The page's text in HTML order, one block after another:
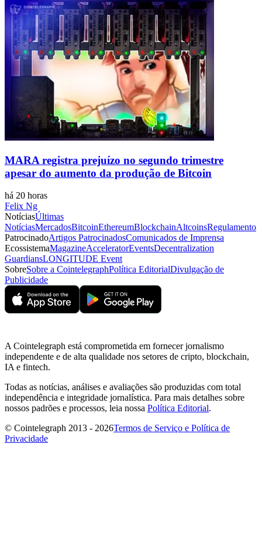
MARA registra prejuízo no segundo trimestre
apesar do aumento da produção de Bitcoin
há 20 horas
Felix Ng
NotíciasÚltimas
NotíciasMercadosBitcoinEthereumBlockchainAltcoinsRegulamento
PatrocinadoArtigos PatrocinadosComunicados de Imprensa
EcossistemaMagazineAcceleratorEventsDecentralization
GuardiansLONGITUDE Event
SobreSobre a CointelegraphPolítica EditorialDivulgação de
Publicidade
A Cointelegraph está comprometida em fornecer jornalismo
independente e de alta qualidade nos setores de cripto, blockchain,
IA e fintech.
Todas as notícias, análises e avaliações são produzidas com total
independência e integridade jornalística. Para mais detalhes sobre
nossos padrões e processos, leia nossa Política Editorial.
© Cointelegraph 2013 - 2026Termos de Serviço e Política de
Privacidade